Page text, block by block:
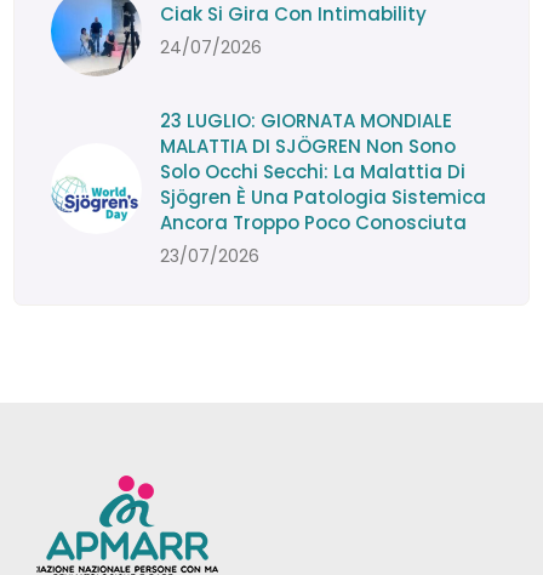
Ciak Si Gira Con Intimability
24/07/2026
23 LUGLIO: GIORNATA MONDIALE
MALATTIA DI SJÖGREN Non Sono
Solo Occhi Secchi: La Malattia Di
Sjögren È Una Patologia Sistemica
Ancora Troppo Poco Conosciuta
23/07/2026